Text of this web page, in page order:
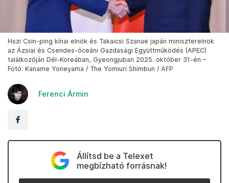
Hszi Csin-ping kínai elnök és Takaicsi Szanae japán miniszterelnök
az Ázsiai és Csendes-óceáni Gazdasági Együttműködés (APEC)
találkozóján Dél-Koreában, Gyeongjuban 2025. október 31-én –
Fotó: Kaname Yoneyama / The Yomiuri Shimbun / AFP
Ferenci Ármin
Állítsd be a Telexet
megbízható forrásnak!